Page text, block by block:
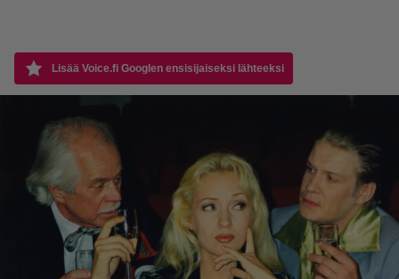
Lisää Voice.fi Googlen ensisijaiseksi lähteeksi